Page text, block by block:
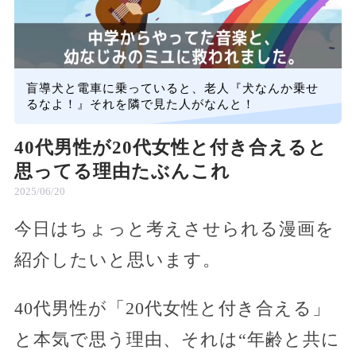
盲導犬と電車に乗っていると、老人『犬なんか乗せ
るなよ！』それを隣で見た人がなんと！
40代男性が20代女性と付き合えると
思ってる理由たぶんこれ
2025/06/20
今日はちょっと考えさせられる漫画を
紹介したいと思います。
40代男性が「20代女性と付き合える」
と本気で思う理由、それは“年齢と共に